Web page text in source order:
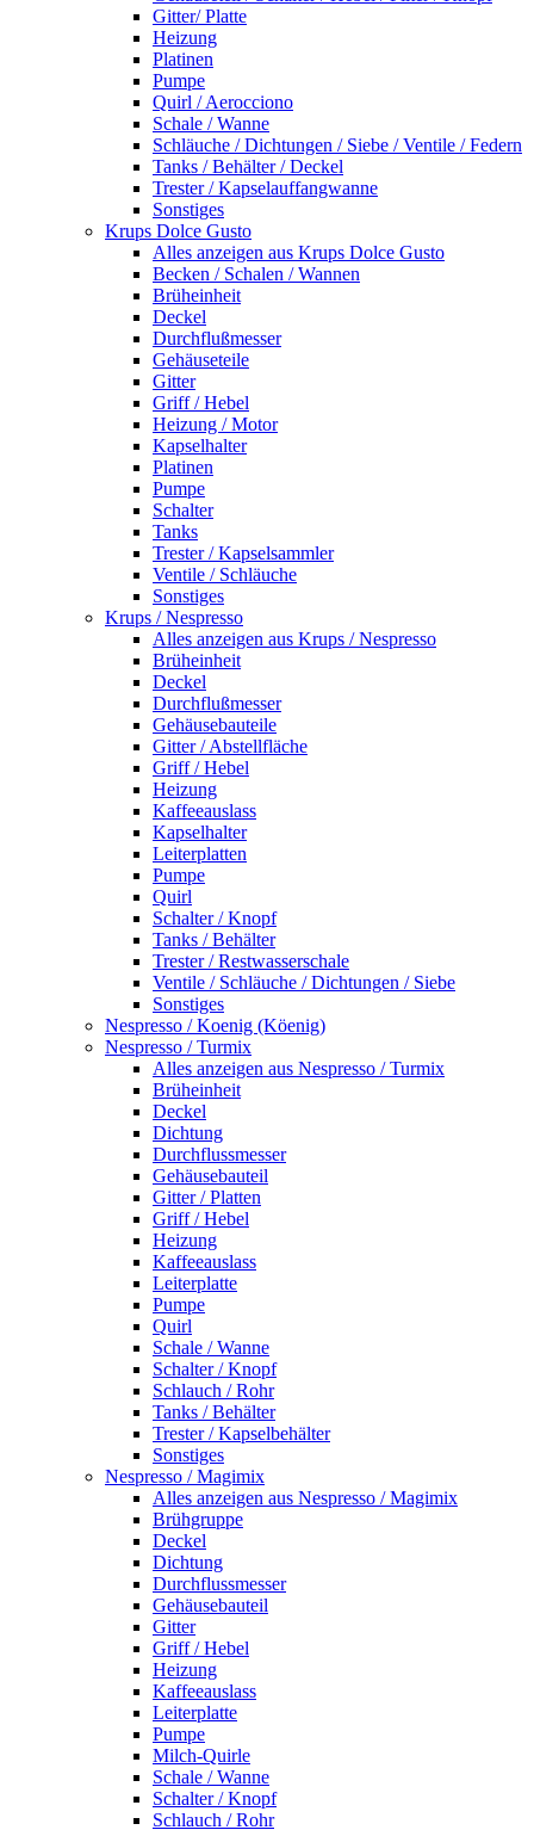
Gitter/ Platte
Heizung
Platinen
Pumpe
Quirl / Aerocciono
Schale / Wanne
Schläuche / Dichtungen / Siebe / Ventile / Federn
Tanks / Behälter / Deckel
Trester / Kapselauffangwanne
Sonstiges
Krups Dolce Gusto
Alles anzeigen aus Krups Dolce Gusto
Becken / Schalen / Wannen
Brüheinheit
Deckel
Durchflußmesser
Gehäuseteile
Gitter
Griff / Hebel
Heizung / Motor
Kapselhalter
Platinen
Pumpe
Schalter
Tanks
Trester / Kapselsammler
Ventile / Schläuche
Sonstiges
Krups / Nespresso
Alles anzeigen aus Krups / Nespresso
Brüheinheit
Deckel
Durchflußmesser
Gehäusebauteile
Gitter / Abstellfläche
Griff / Hebel
Heizung
Kaffeeauslass
Kapselhalter
Leiterplatten
Pumpe
Quirl
Schalter / Knopf
Tanks / Behälter
Trester / Restwasserschale
Ventile / Schläuche / Dichtungen / Siebe
Sonstiges
Nespresso / Koenig (Köenig)
Nespresso / Turmix
Alles anzeigen aus Nespresso / Turmix
Brüheinheit
Deckel
Dichtung
Durchflussmesser
Gehäusebauteil
Gitter / Platten
Griff / Hebel
Heizung
Kaffeeauslass
Leiterplatte
Pumpe
Quirl
Schale / Wanne
Schalter / Knopf
Schlauch / Rohr
Tanks / Behälter
Trester / Kapselbehälter
Sonstiges
Nespresso / Magimix
Alles anzeigen aus Nespresso / Magimix
Brühgruppe
Deckel
Dichtung
Durchflussmesser
Gehäusebauteil
Gitter
Griff / Hebel
Heizung
Kaffeeauslass
Leiterplatte
Pumpe
Milch-Quirle
Schale / Wanne
Schalter / Knopf
Schlauch / Rohr